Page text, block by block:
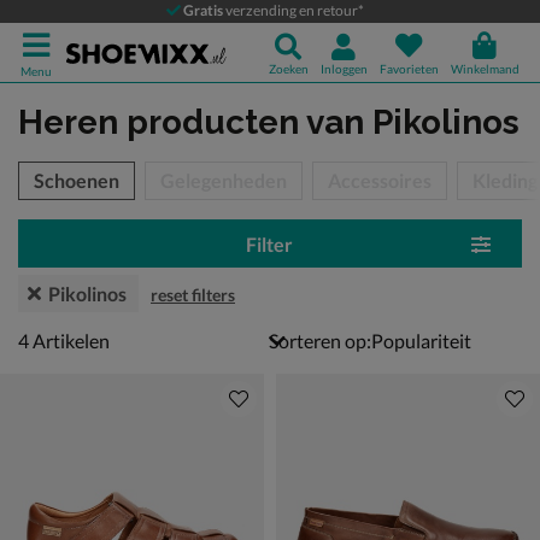
Gratisverzending en retour*
Menu Zoeken Inloggen Favorieten Winkelmand
Heren producten van Pikolinos
over
Schoenen
Filter
Pikolinos reset filters
4 artikelen
4Artikelen Sorteren op: